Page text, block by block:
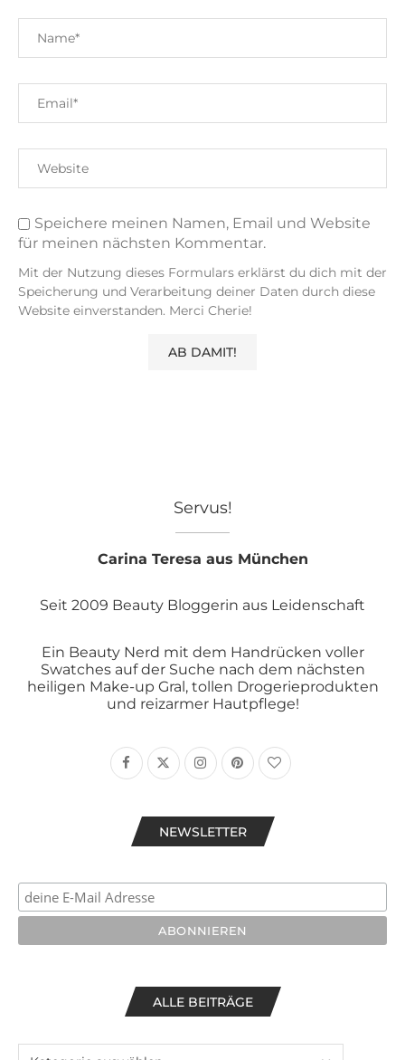
Speichere meinen Namen, Email und Website
für meinen nächsten Kommentar.
Mit der Nutzung dieses Formulars erklärst du dich mit der
Speicherung und Verarbeitung deiner Daten durch diese
Website einverstanden. Merci Cherie!
Servus!
Carina Teresa aus München
Seit 2009 Beauty Bloggerin aus Leidenschaft
Ein Beauty Nerd mit dem Handrücken voller
Swatches auf der Suche nach dem nächsten
heiligen Make-up Gral, tollen Drogerieprodukten
und reizarmer Hautpflege!
NEWSLETTER
ALLE BEITRÄGE